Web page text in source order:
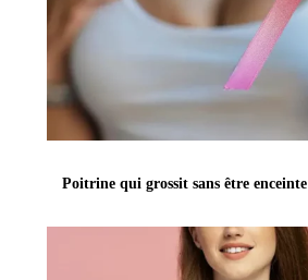
Poitrine qui grossit sans être enceinte